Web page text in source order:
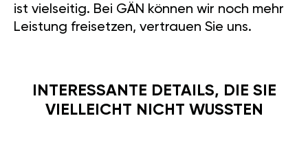
ist vielseitig. Bei GÄN können wir noch mehr
Leistung freisetzen, vertrauen Sie uns.
INTERESSANTE DETAILS, DIE SIE
VIELLEICHT NICHT WUSSTEN